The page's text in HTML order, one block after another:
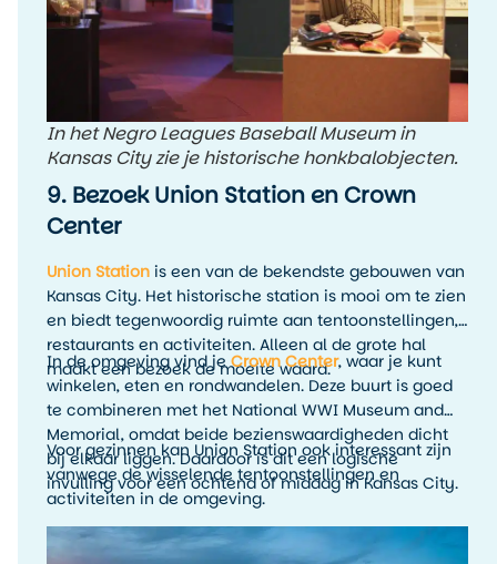
In het Negro Leagues Baseball Museum in
Kansas City zie je historische honkbalobjecten.
9. Bezoek Union Station en Crown
Center
Union Station is een van de bekendste gebouwen van
Kansas City. Het historische station is mooi om te zien
en biedt tegenwoordig ruimte aan tentoonstellingen,
restaurants en activiteiten. Alleen al de grote hal
maakt een bezoek de moeite waard.
In de omgeving vind jeCrown Center, waar je kunt
winkelen, eten en rondwandelen. Deze buurt is goed
te combineren met het National WWI Museum and
Memorial, omdat beide bezienswaardigheden dicht
bij elkaar liggen. Daardoor is dit een logische
invulling voor een ochtend of middag in Kansas City.
Voor gezinnen kan Union Station ook interessant zijn
vanwege de wisselende tentoonstellingen en
activiteiten in de omgeving.